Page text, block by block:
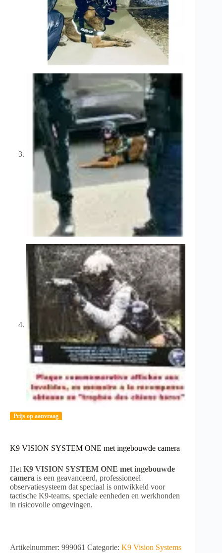
Prijs op aanvraag
K9 VISION SYSTEM ONE met ingebouwde camera
Het K9 VISION SYSTEM ONE met ingebouwde
camera is een geavanceerd, professioneel
observatiesysteem dat speciaal is ontwikkeld voor
tactische K9-teams, speciale eenheden en werkhonden
in risicovolle omgevingen.
Artikelnummer: 999061 Categorie: K9 Vision Systems